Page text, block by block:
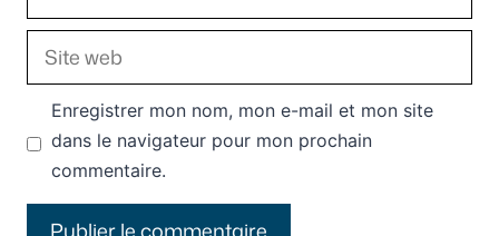
mail
Site
web
Enregistrer mon nom, mon e-mail et mon site
dans le navigateur pour mon prochain
commentaire.